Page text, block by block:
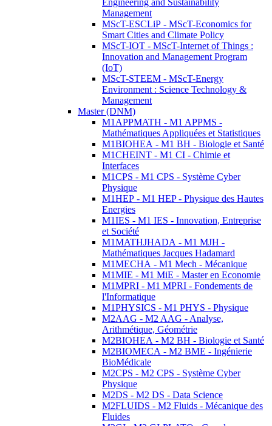
Engineering and Sustainability
Management
MScT-ESCLiP - MScT-Economics for
Smart Cities and Climate Policy
MScT-IOT - MScT-Internet of Things :
Innovation and Management Program
(IoT)
MScT-STEEM - MScT-Energy
Environment : Science Technology &
Management
Master (DNM)
M1APPMATH - M1 APPMS -
Mathématiques Appliquées et Statistiques
M1BIOHEA - M1 BH - Biologie et Santé
M1CHEINT - M1 CI - Chimie et
Interfaces
M1CPS - M1 CPS - Système Cyber
Physique
M1HEP - M1 HEP - Physique des Hautes
Energies
M1IES - M1 IES - Innovation, Entreprise
et Société
M1MATHJHADA - M1 MJH -
Mathématiques Jacques Hadamard
M1MECHA - M1 Mech - Mécanique
M1MIE - M1 MiE - Master en Economie
M1MPRI - M1 MPRI - Fondements de
l'Informatique
M1PHYSICS - M1 PHYS - Physique
M2AAG - M2 AAG - Analyse,
Arithmétique, Géométrie
M2BIOHEA - M2 BH - Biologie et Santé
M2BIOMECA - M2 BME - Ingénierie
BioMédicale
M2CPS - M2 CPS - Système Cyber
Physique
M2DS - M2 DS - Data Science
M2FLUIDS - M2 Fluids - Mécanique des
Fluides